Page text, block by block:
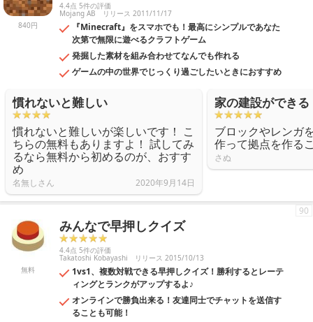
840円
4.4点 5件の評価
Mojang AB リリース 2011/11/17
『Minecraft』をスマホでも！最高にシンプルであなた
次第で無限に遊べるクラフトゲーム
発掘した素材を組み合わせてなんでも作れる
ゲームの中の世界でじっくり過ごしたいときにおすすめ
慣れないと難しい
慣れないと難しいが楽しいです！ こ
ちらの無料もありますよ！ 試してみ
るなら無料から初めるのが、おすす
め
名無しさん 2020年9月14日
家の建設ができる
ブロックやレンガ
作って拠点を作る
さぬ
無料
みんなで早押しクイズ
4.4点 5件の評価
Takatoshi Kobayashi リリース 2015/10/13
1vs1、複数対戦できる早押しクイズ！勝利するとレーテ
ィングとランクがアップするよ♪
オンラインで勝負出来る！友達同士でチャットを送信す
ることも可能！
90